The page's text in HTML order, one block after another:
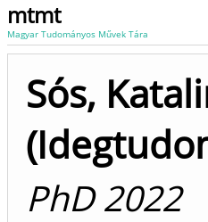
mtmt
Magyar Tudományos Művek Tára
Sós,
PhD 2022